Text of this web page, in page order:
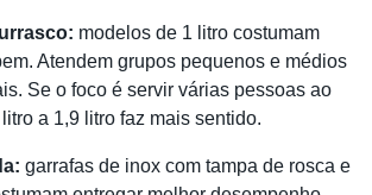
modelos de 1 litro costumam
Atendem grupos pequenos e médios
Se o foco é servir várias pessoas ao
a 1,9 litro faz mais sentido.
garrafas de inox com tampa de rosca e